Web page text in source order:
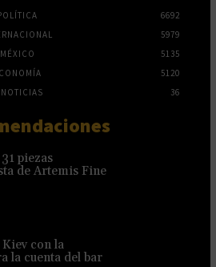
6692
5979
MÉXICO
5135
5120
NOTICIAS
36
piezas
de Artemis Fine
con la
la cuenta del bar